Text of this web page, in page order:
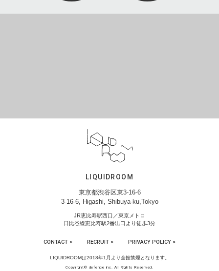
LIQUIDROOM
東京都渋谷区東3-16-6
3-16-6, Higashi, Shibuya-ku,Tokyo
JR恵比寿駅西口／東京メトロ
日比谷線恵比寿駅2番出口より徒歩3分
CONTACT > RECRUIT > PRIVACY POLICY >
LIQUIDROOMは2018年1月より全館禁煙となります。
Copyright© defence inc. All Rights Reserved.